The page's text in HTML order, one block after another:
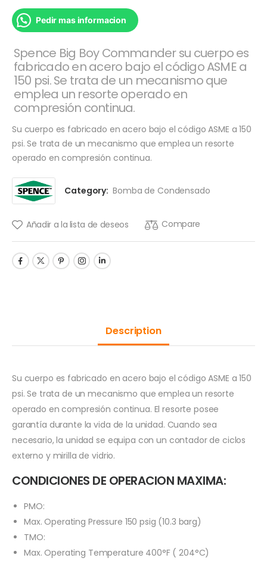
Pedir mas informacion
Spence Big Boy Commander su cuerpo es
fabricado en acero bajo el código ASME a
150 psi. Se trata de un mecanismo que
emplea un resorte operado en
compresión continua.
Su cuerpo es fabricado en acero bajo el código ASME a 150
psi. Se trata de un mecanismo que emplea un resorte
operado en compresión continua.
Category: Bomba de Condensado
Añadir a la lista de deseos Compare
Description
Su cuerpo es fabricado en acero bajo el código ASME a 150
psi. Se trata de un mecanismo que emplea un resorte
operado en compresión continua. El resorte posee
garantía durante la vida de la unidad. Cuando sea
necesario, la unidad se equipa con un contador de ciclos
externo y mirilla de vidrio.
CONDICIONES DE OPERACION MAXIMA:
PMO:
Max. Operating Pressure 150 psig (10.3 barg)
TMO:
Max. Operating Temperature 400°F ( 204°C)